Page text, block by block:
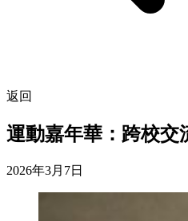
返回
運動嘉年華：跨校交
2026年3月7日